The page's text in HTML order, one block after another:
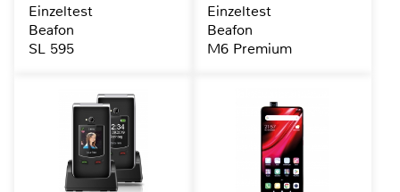
Einzeltest
Beafon
SL 595
Einzeltest
Beafon
M6 Premium